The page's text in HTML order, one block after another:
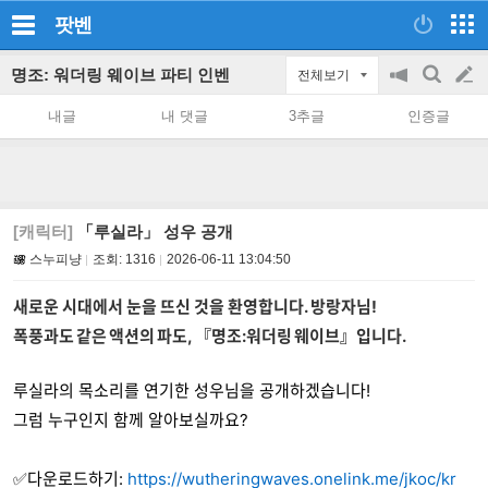
팟벤
명조: 워더링 웨이브 파티 인벤 전체보기
공
on/off
검
색
글
쓰
내글 내 댓글 3추글 인증글
[캐릭터] 「루실라」 성우 공개
스누피냥 조회: 1316 2026-06-11 13:04:50
새로운 시대에서 눈을 뜨신 것을 환영합니다. 방랑자님!
폭풍과도 같은 액션의 파도, 『명조:워더링 웨이브』입니다.
루실라의 목소리를 연기한 성우님을 공개하겠습니다!
그럼 누구인지 함께 알아보실까요?
✅다운로드하기: https://wutheringwaves.onelink.me/jkoc/kr